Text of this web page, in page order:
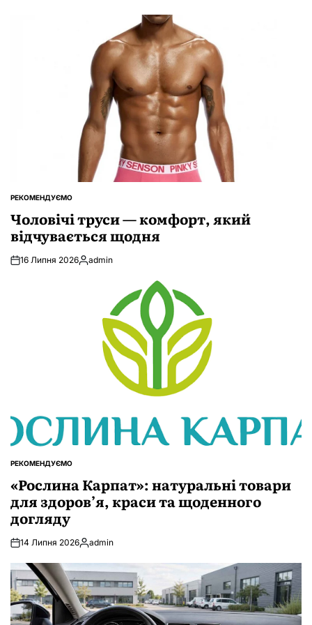
ОПУБЛІКУВАТИ
РЕКОМЕНДУЄМО
Чоловічі труси — комфорт, який
відчувається щодня
16 Липня 2026Опубліковано
admin
ОПУБЛІКУВАТИ
РЕКОМЕНДУЄМО
«Рослина Карпат»: натуральні товари
для здоров’я, краси та щоденного
догляду
14 Липня 2026Опубліковано
admin